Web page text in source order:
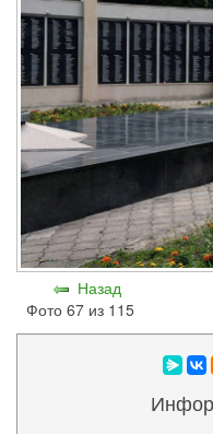
Назад
Фото 67 из 115